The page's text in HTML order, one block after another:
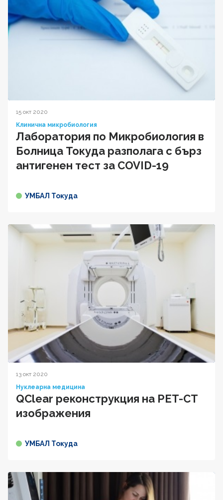
15 окт 2020
Клинична микробиология
Лаборатория по Микробиология в
Болница Токуда разполага с бърз
антигенен тест за COVID-19
УМБАЛ Токуда
13 окт 2020
Нуклеарна медицина
QClear реконструкция на PET-CT
изображения
УМБАЛ Токуда